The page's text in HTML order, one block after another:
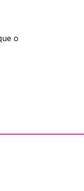
o
ao Facebook
ao